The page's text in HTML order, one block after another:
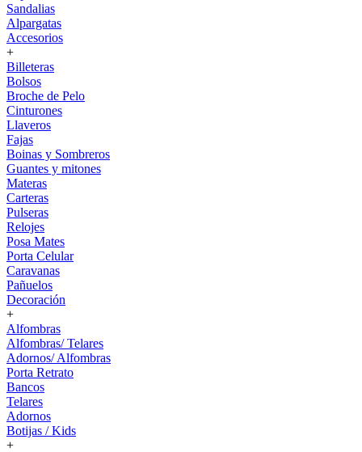
Sandalias
Alpargatas
Accesorios
+
Billeteras
Bolsos
Broche de Pelo
Cinturones
Llaveros
Fajas
Boinas y Sombreros
Guantes y mitones
Materas
Carteras
Pulseras
Relojes
Posa Mates
Porta Celular
Caravanas
Pañuelos
Decoración
+
Alfombras
Alfombras/ Telares
Adornos/ Alfombras
Porta Retrato
Bancos
Telares
Adornos
Botijas / Kids
+